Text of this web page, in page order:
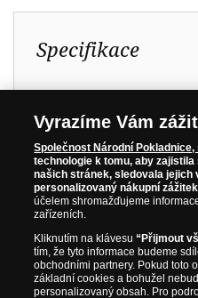
Specifikace
Barevná aplikace:
Průměr:
Kov:
Kvalita:
Vyrazíme Vám
Společnost Národní Pokladnice,
technologie k tomu, aby
našich stránek, sledovala
personalizovaný nákupní
účelem shromažďujeme
zařízeních.
Kliknutím na klávesu“Přijmout
tím, že tyto informace budeme
obchodními partnery. Pokud toto
základní cookies a bohužel
personalizovaný obsah. Pro